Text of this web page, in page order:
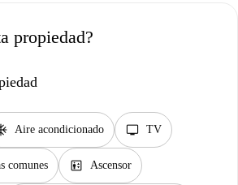
propiedad?
Aire acondicionado tv TV
comunes elevator Ascensor